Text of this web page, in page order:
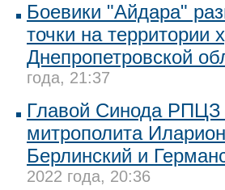
Боевики "Айдара"
точки на территории
Днепропетровской
года, 21:37
Главой Синода РПЦЗ
митрополита
Берлинский и
2022 года, 20:36